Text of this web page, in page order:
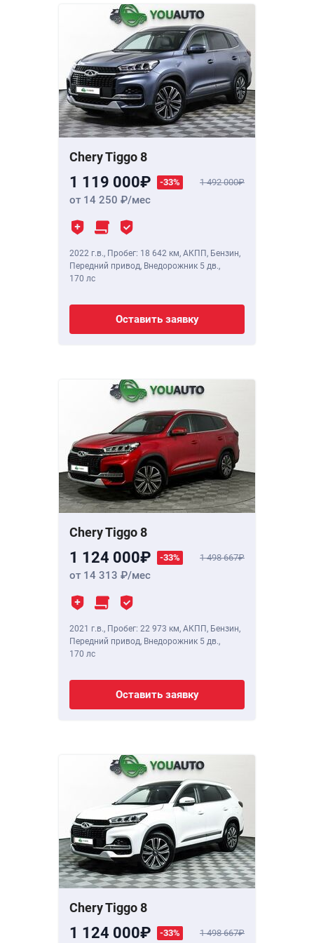
Chery Tiggo 8
1 119 000 -33% 1 492 000
от 14 250 /мес
2022 г.в., Пробег: 18 642 км, АКПП, Бензин,
Передний привод, Внедорожник 5 дв.,
170 лс
Оставить заявку
Chery Tiggo 8
1 124 000 -33% 1 498 667
от 14 313 /мес
2021 г.в., Пробег: 22 973 км, АКПП, Бензин,
Передний привод, Внедорожник 5 дв.,
170 лс
Оставить заявку
Chery Tiggo 8
1 124 000 -33% 1 498 667